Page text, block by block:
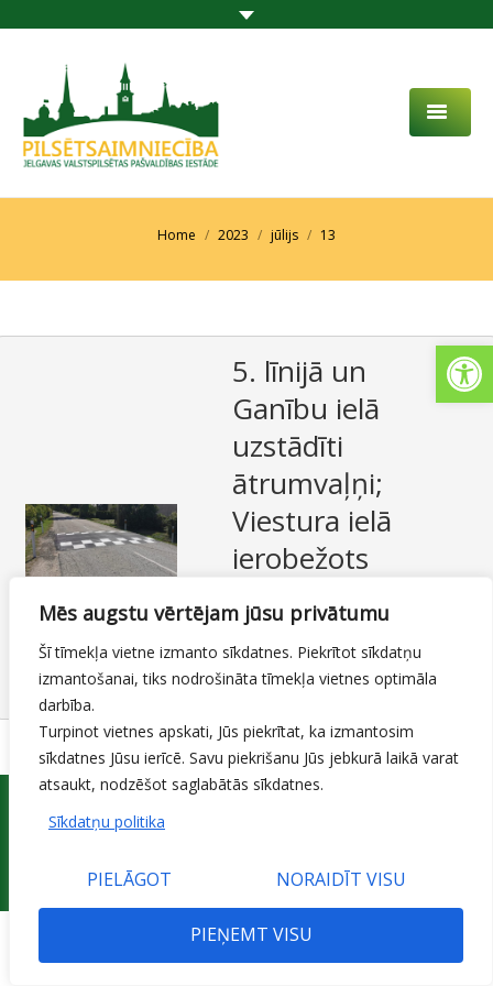
Mēs augstu vērtējam jūsu privātumu
Šī tīmekļa vietne izmanto sīkdatnes. Piekrītot sīkdatņu
izmantošanai, tiks nodrošināta tīmekļa vietnes optimāla
darbība.
Turpinot vietnes apskati, Jūs piekrītat, ka izmantosim
sīkdatnes Jūsu ierīcē. Savu piekrišanu Jūs jebkurā laikā varat
atsaukt, nodzēšot saglabātās sīkdatnes.
Sīkdatņu politika
PIELĀGOT NORAIDĪT VISU
PIEŅEMT VISU
PAR MUMS
PAKALPOJUMI
SABIEDRĪBAS LĪDZDALĪBA
SAZIŅA
Home 2023 jūlijs 13
5. līnijā un
Ganību ielā
uzstādīti
ātrumvaļņi;
Viestura ielā
ierobežots
ātrums
Ielas, ietves un veloceliņi
ByMājas lapas moderators
© 2015 Jelgavas valstspilsētas pašvaldības iestāde 'Pilsētsaimniecība'